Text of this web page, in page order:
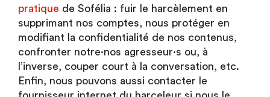
pratique de Sofélia : fuir le harcèlement en
supprimant nos comptes, nous protéger en
modifiant la confidentialité de nos contenus,
confronter notre·nos agresseur·s ou, à
l’inverse, couper court à la conversation, etc.
Enfin, nous pouvons aussi contacter le